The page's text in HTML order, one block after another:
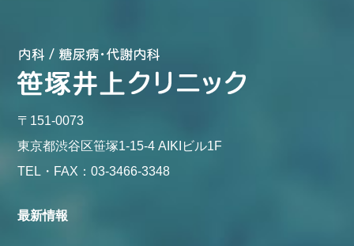
〒151-0073
東京都渋谷区笹塚1-15-4 AIKIビル1F
TEL・FAX：03-3466-3348
最新情報